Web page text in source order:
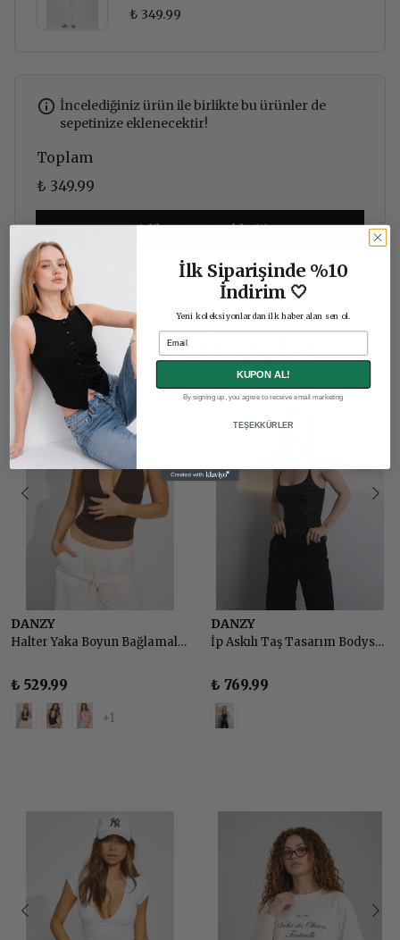
₺ 349.99
İncelediğiniz ürün ile birlikte bu ürünler de
sepetinize eklenecektir!
Toplam
₺ 349.99
Birlikte Sepete Ekle (1)
Benzer Ürünler
DANZY
Halter Yaka Boyun Bağlamalı Sırt Dekolteli Top Body
₺ 529.99
+1
DANZY
İp Askılı Taş Tasarım Bodysuit - SİYAH
₺ 769.99
İlk Siparişinde %10
İndirim 🤍
Yeni koleksiyonlardan ilk haber alan sen ol.
Email
KUPON AL!
By signing up, you agree to receive email marketing
TEŞEKKÜRLER